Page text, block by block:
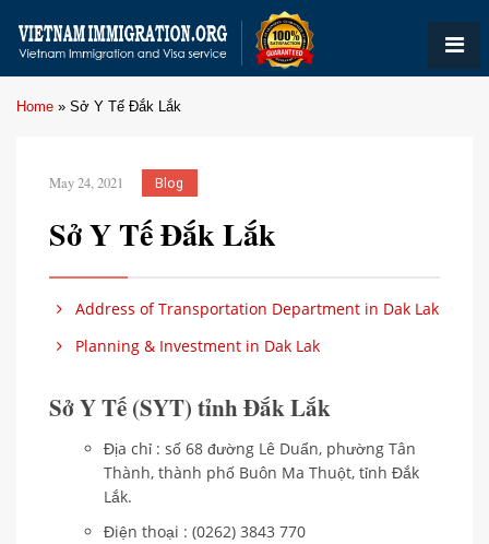
Home » Sở Y Tế Đắk Lắk
May 24, 2021 Blog
Sở Y Tế Đắk Lắk
Address of Transportation Department in Dak Lak
Planning & Investment in Dak Lak
Sở Y Tế (SYT) tỉnh Đắk Lắk
Địa chỉ : số 68 đường Lê Duẩn, phường Tân
Thành, thành phố Buôn Ma Thuột, tỉnh Đắk
Lắk.
Điện thoại : (0262) 3843 770